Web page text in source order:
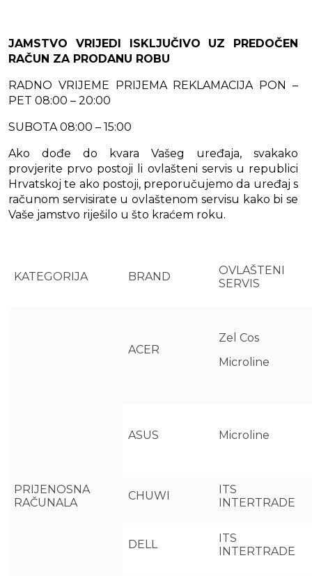
JAMSTVO VRIJEDI ISKLJUČIVO UZ PREDOČEN
RAČUN ZA PRODANU ROBU
RADNO VRIJEME PRIJEMA REKLAMACIJA PON –
PET 08:00 – 20:00
SUBOTA 08:00 – 15:00
Ako dođe do kvara Vašeg uređaja, svakako
provjerite prvo postoji li ovlašteni servis u republici
Hrvatskoj te ako postoji, preporučujemo da uređaj s
računom servisirate u ovlaštenom servisu kako bi se
Vaše jamstvo riješilo u što kraćem roku.
KATEGORIJA BRAND
OVLAŠTENI
SERVIS
PRIJENOSNA
RAČUNALA
ACER
Zel Cos
Microline
ASUS Microline
CHUWI
ITS
INTERTRADE
DELL
ITS
INTERTRADE